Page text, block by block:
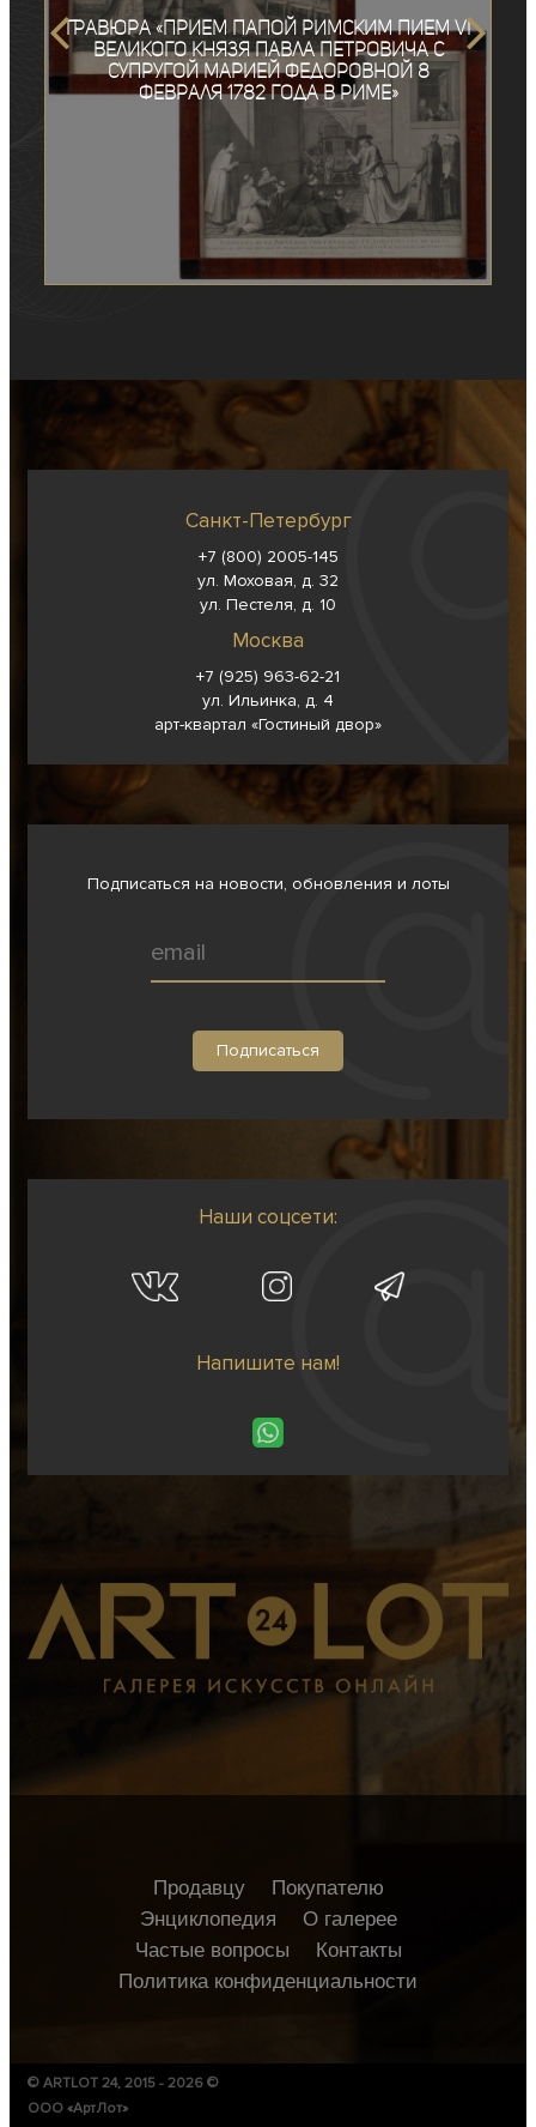
Гравюра «Прием Папой Римским Пием VI
Великого князя Павла Петровича с
супругой Марией Федоровной 8
февраля 1782 года в Риме»
Санкт-Петербург
+7 (800) 2005-145
ул. Моховая, д. 32
ул. Пестеля, д. 10
Москва
+7 (925) 963-62-21
ул. Ильинка, д. 4
арт-квартал «Гостиный двор»
Подписаться на новости, обновления и лоты
Наши соцсети:
Напишите нам!
Продавцу
Покупателю
Энциклопедия
О галерее
Частые вопросы
Контакты
Политика конфиденциальности
© ARTLOT 24, 2015 - 2026 ©
ООО «АртЛот»